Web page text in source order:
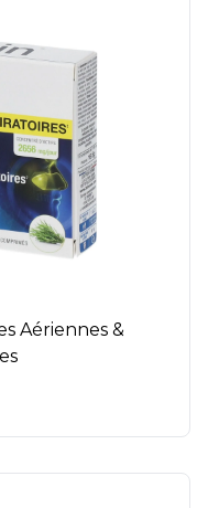
Aériennes &